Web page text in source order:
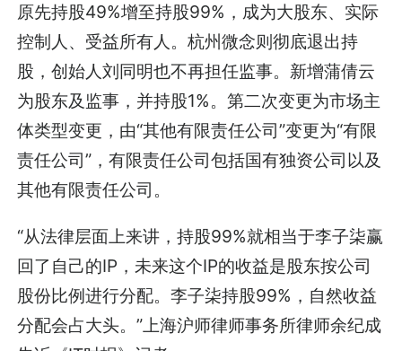
原先持股49%增至持股99%，成为大股东、实际
控制人、受益所有人。杭州微念则彻底退出持
股，创始人刘同明也不再担任监事。新增蒲倩云
为股东及监事，并持股1%。第二次变更为市场主
体类型变更，由“其他有限责任公司”变更为“有限
责任公司”，有限责任公司包括国有独资公司以及
其他有限责任公司。
“从法律层面上来讲，持股99%就相当于李子柒赢
回了自己的IP，未来这个IP的收益是股东按公司
股份比例进行分配。李子柒持股99%，自然收益
分配会占大头。”上海沪师律师事务所律师余纪成